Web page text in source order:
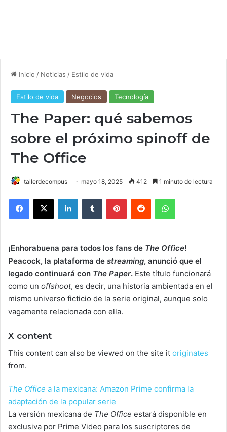
Inicio / Noticias / Estilo de vida
Estilo de vida Negocios Tecnología
The Paper: qué sabemos
sobre el próximo spinoff de
The Office
tallerdecompus mayo 18, 2025 412 1 minuto de lectura
¡Enhorabuena para todos los fans de The Office!
Peacock, la plataforma de streaming, anunció que el
legado continuará con The Paper. Este título funcionará
como un offshoot, es decir, una historia ambientada en el
mismo universo ficticio de la serie original, aunque solo
vagamente relacionada con ella.
X content
This content can also be viewed on the site it originates
from.
The Office a la mexicana: Amazon Prime confirma la
adaptación de la popular serie
La versión mexicana de The Office estará disponible en
exclusiva por Prime Video para los suscriptores de